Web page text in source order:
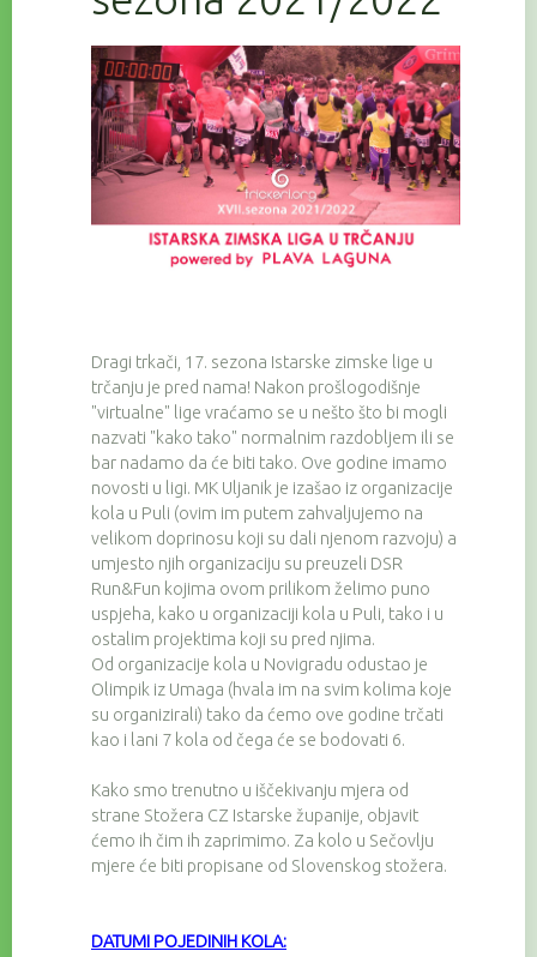
Dragi trkači, 17. sezona Istarske zimske lige u
trčanju je pred nama! Nakon prošlogodišnje
"virtualne" lige vraćamo se u nešto što bi mogli
nazvati "kako tako" normalnim razdobljem ili se
bar nadamo da će biti tako. Ove godine imamo
novosti u ligi. MK Uljanik je izašao iz organizacije
kola u Puli (ovim im putem zahvaljujemo na
velikom doprinosu koji su dali njenom razvoju) a
umjesto njih organizaciju su preuzeli DSR
Run&Fun kojima ovom prilikom želimo puno
uspjeha, kako u organizaciji kola u Puli, tako i u
ostalim projektima koji su pred njima.
Od organizacije kola u Novigradu odustao je
Olimpik iz Umaga (hvala im na svim kolima koje
su organizirali) tako da ćemo ove godine trčati
kao i lani 7 kola od čega će se bodovati 6.
Kako smo trenutno u iščekivanju mjera od
strane Stožera CZ Istarske županije, objavit
ćemo ih čim ih zaprimimo. Za kolo u Sečovlju
mjere će biti propisane od Slovenskog stožera.
DATUMI POJEDINIH KOLA: